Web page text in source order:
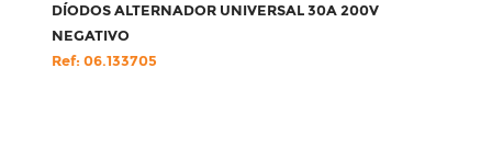
DÍODOS ALTERNADOR UNIVERSAL 30A 200V
NEGATIVO
Ref: 06.133705